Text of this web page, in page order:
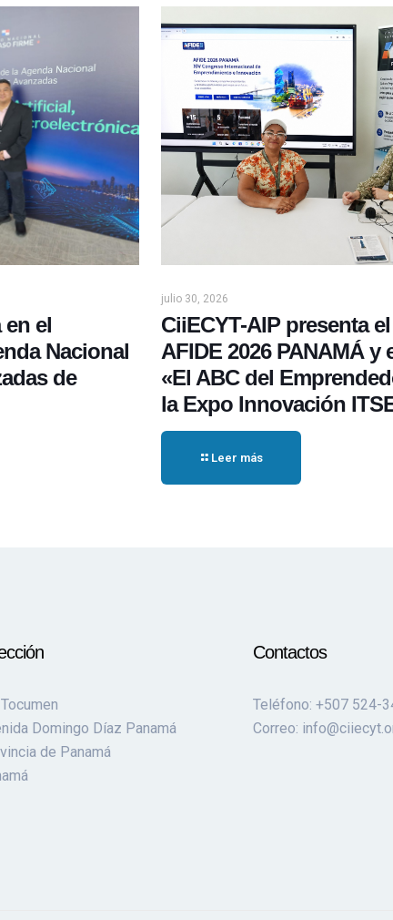
en el
Nacional
de
julio 30, 2026
CiiECYT-AIP presenta
AFIDE 2026 PANAMÁ y
«El ABC del
la Expo Innovación
Leer más
Domingo Díaz Panamá
de Panamá
Contactos
Teléfono: +507 524-
Correo: